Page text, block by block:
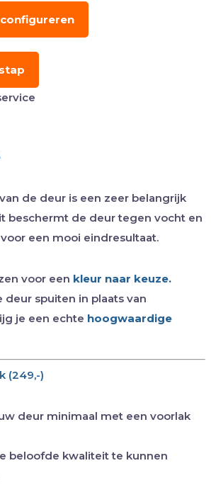
de deur is een zeer belangrijk
beschermt de deur tegen vocht en
een mooi eindresultaat.
voor een kleur naar keuze.
deur spuiten in plaats van
je een echte hoogwaardige
(249,-)
deur minimaal met een voorlak
beloofde kwaliteit te kunnen